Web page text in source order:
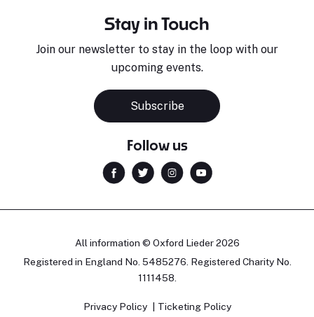
Stay in Touch
Join our newsletter to stay in the loop with our
upcoming events.
Subscribe
Follow us
All information © Oxford Lieder 2026
Registered in England No. 5485276. Registered Charity No.
1111458.
Privacy Policy Ticketing Policy